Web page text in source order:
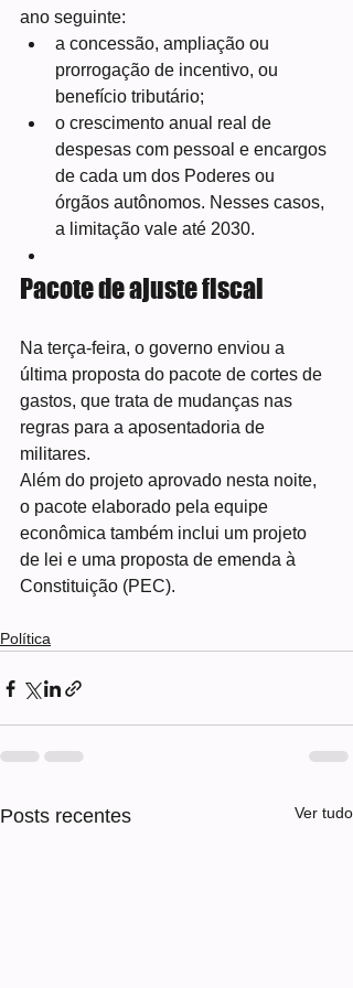
ano seguinte:
a concessão, ampliação ou
prorrogação de incentivo, ou
benefício tributário;
o crescimento anual real de
despesas com pessoal e encargos
de cada um dos Poderes ou
órgãos autônomos. Nesses casos,
a limitação vale até 2030.
Pacote de ajuste fiscal
Na terça-feira, o governo enviou a
última proposta do pacote de cortes de
gastos, que trata de mudanças nas
regras para a aposentadoria de
militares.
Além do projeto aprovado nesta noite,
o pacote elaborado pela equipe
econômica também inclui um projeto
de lei e uma proposta de emenda à
Constituição (PEC).
Política
Posts recentes Ver tudo